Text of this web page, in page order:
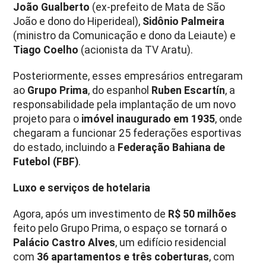
João Gualberto (ex-prefeito de Mata de São
João e dono do Hiperideal), Sidônio Palmeira
(ministro da Comunicação e dono da Leiaute) e
Tiago Coelho (acionista da TV Aratu).
Posteriormente, esses empresários entregaram
ao Grupo Prima, do espanhol Ruben Escartín, a
responsabilidade pela implantação de um novo
projeto para o imóvel inaugurado em 1935, onde
chegaram a funcionar 25 federações esportivas
do estado, incluindo a Federação Bahiana de
Futebol (FBF).
Luxo e serviços de hotelaria
Agora, após um investimento de R$ 50 milhões
feito pelo Grupo Prima, o espaço se tornará o
Palácio Castro Alves, um edifício residencial
com 36 apartamentos e três coberturas, com